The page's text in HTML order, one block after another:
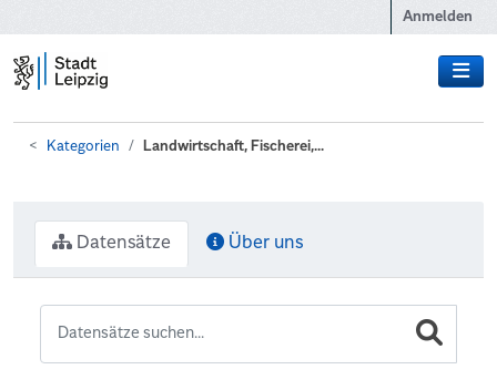
Anmelden
Kategorien Landwirtschaft, Fischerei,...
Datensätze Über uns